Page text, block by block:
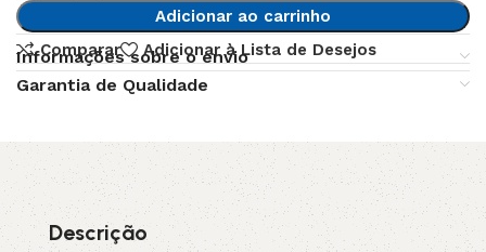
Adicionar ao carrinho
Comparar
Adicionar à Lista de Desejos
Informações sobre o envio
Garantia de Qualidade
Descrição